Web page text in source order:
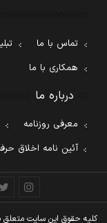
تماس با ما
همکاری با ما
درباره ما
معرفی روزنامه
آئین نامه اخلاق
کليه حقوق اين سايت متعلق